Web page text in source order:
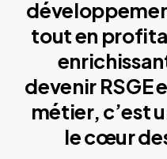
tout en
devenir RSGE
métier, c’est
le cœur